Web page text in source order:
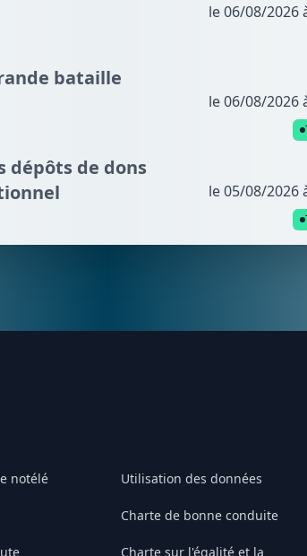
le 06/08/2026
bataille
le 06/08/2026
dépôts de dons
le 05/08/2026
notélé Utilisation des données
Charte de bonne conduite
Charte sur l'égalité et la